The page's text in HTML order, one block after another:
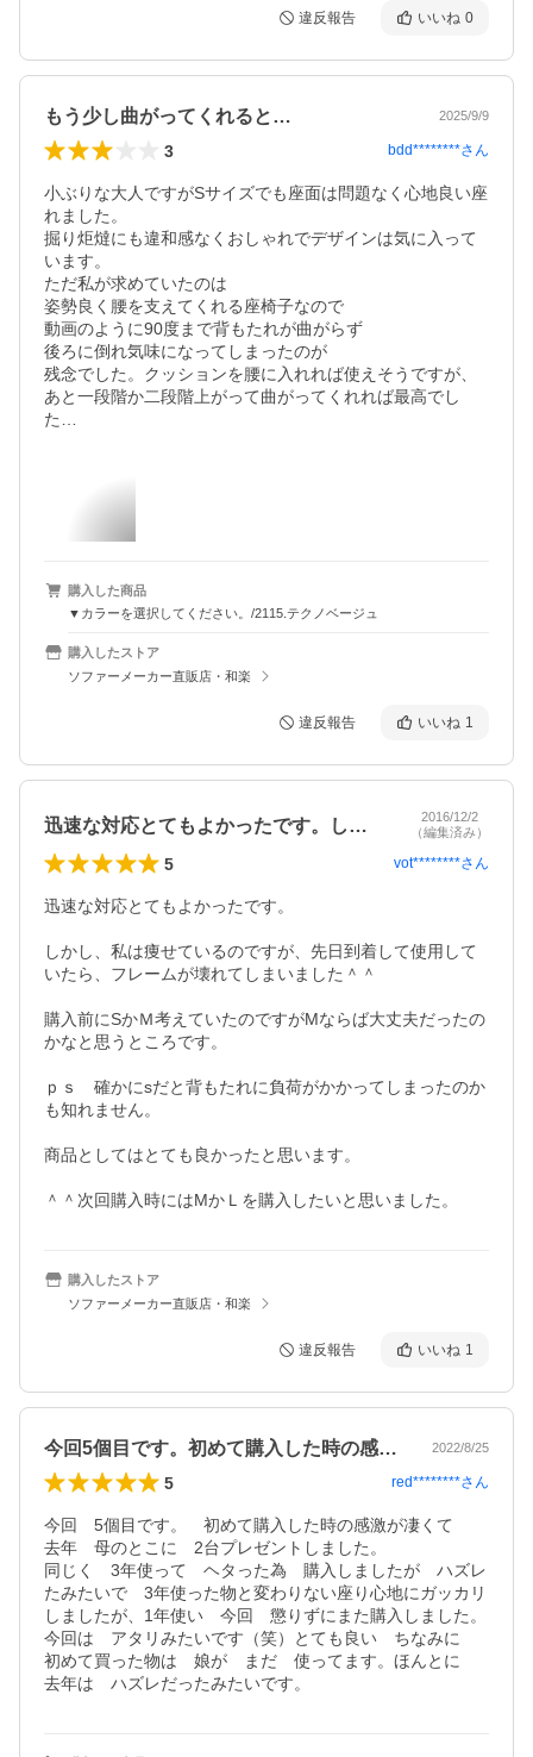
違反報告 いいね 0
もう少し曲がってくれると… 2025/9/9
3 bdd********さん
小ぶりな大人ですがSサイズでも座面は問題なく心地良い座
れました。
掘り炬燵にも違和感なくおしゃれでデザインは気に入って
います。
ただ私が求めていたのは
姿勢良く腰を支えてくれる座椅子なので
動画のように90度まで背もたれが曲がらず
後ろに倒れ気味になってしまったのが
残念でした。クッションを腰に入れれば使えそうですが、
あと一段階か二段階上がって曲がってくれれば最高でし
た…
購入した商品
▼カラーを選択してください。/2115.テクノベージュ
購入したストア
ソファーメーカー直販店・和楽
違反報告 いいね 1
迅速な対応とてもよかったです。しかし、…
2016/12/2
（編集済み）
5 vot********さん
迅速な対応とてもよかったです。
しかし、私は痩せているのですが、先日到着して使用して
いたら、フレームが壊れてしまいました＾＾
購入前にSかＭ考えていたのですがMならば大丈夫だったの
かなと思うところです。
ｐｓ　確かにsだと背もたれに負荷がかかってしまったのか
も知れません。
商品としてはとても良かったと思います。
＾＾次回購入時にはMかＬを購入したいと思いました。
購入したストア
ソファーメーカー直販店・和楽
違反報告 いいね 1
今回5個目です。初めて購入した時の感激… 2022/8/25
5 red********さん
今回　5個目です。　初めて購入した時の感激が凄くて
去年　母のとこに　2台プレゼントしました。
同じく　3年使って　ヘタった為　購入しましたが　ハズレ
たみたいで　3年使った物と変わりない座り心地にガッカリ
しましたが、1年使い　今回　懲りずにまた購入しました。
今回は　アタリみたいです（笑）とても良い　ちなみに
初めて買った物は　娘が　まだ　使ってます。ほんとに
去年は　ハズレだったみたいです。